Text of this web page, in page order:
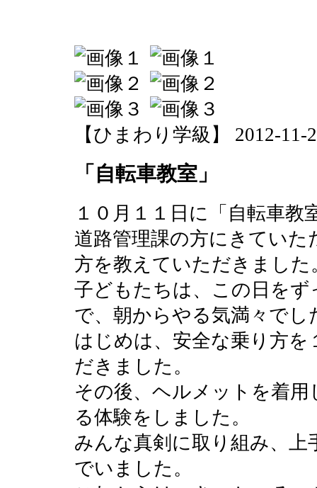
【ひまわり学級】 2012-11-
「自転車教室」
１０月１１日に「自転車教
道路管理課の方にきていた
方を教えていただきました
子どもたちは、この日を
で、朝からやる気満々でし
はじめは、安全な乗り方
だきました。
その後、ヘルメットを着
る体験をしました。
みんな真剣に取り組み、
でいました。